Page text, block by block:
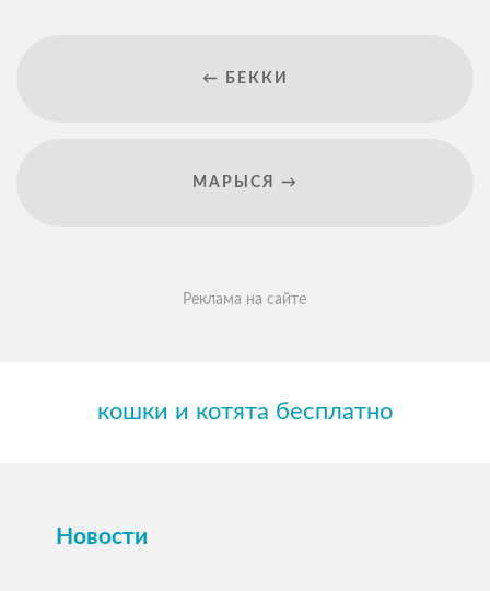
← БЕККИ
МАРЫСЯ →
Реклама на сайте
кошки и котята бесплатно
Новости